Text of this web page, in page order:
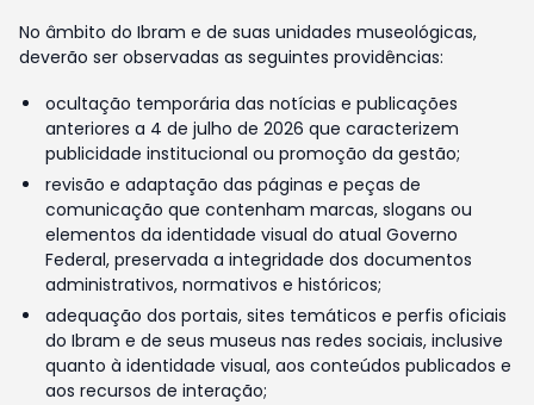
No âmbito do Ibram e de suas unidades museológicas,
deverão ser observadas as seguintes providências:
ocultação temporária das notícias e publicações
anteriores a 4 de julho de 2026 que caracterizem
publicidade institucional ou promoção da gestão;
revisão e adaptação das páginas e peças de
comunicação que contenham marcas, slogans ou
elementos da identidade visual do atual Governo
Federal, preservada a integridade dos documentos
administrativos, normativos e históricos;
adequação dos portais, sites temáticos e perfis oficiais
do Ibram e de seus museus nas redes sociais, inclusive
quanto à identidade visual, aos conteúdos publicados e
aos recursos de interação;